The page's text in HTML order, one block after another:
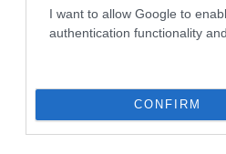
I want to allow Google to
authentication functionality
CONFIRM
Paks: hétfőn és talán még